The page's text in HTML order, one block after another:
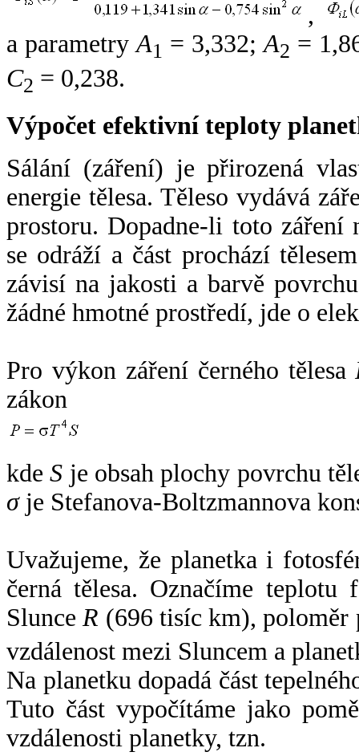
,
a parametryA1 = 3,332;A2 =
C2 = 0,238.
Výpočet efektivní teploty
Sálání (záření) je přirozená
energie tělesa. Těleso vydává
prostoru. Dopadne-li toto záření
se odráží a část prochází
závisí na jakosti a barvě
žádné hmotné prostředí, jde o
Pro výkon záření černého tělesa
zákon
kdeS je obsah plochy povrchu
σje Stefanova-Boltzmannova
Uvažujeme, že planetka i
černá tělesa. Označíme
SlunceR (696 tisíc km),
vzdálenost mezi Sluncem a
Na planetku dopadá část
Tuto část vypočítáme jako
vzdálenosti planetky, tzn.